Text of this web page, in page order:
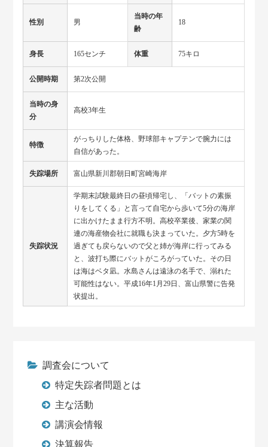
性別 男
当時の年
齢
18
身長 165センチ 体重 75キロ
公開時期 第2次公開
当時の身
分
高校3年生
特徴
がっちりした体格、野球部キャプテンで腕力には
自信があった。
失踪場所 富山県新川郡朝日町宮崎海岸
失踪状況
学期末試験最終日の昼頃帰宅し、「バットの素振
りをしてくる」と言って自宅から歩いて5分の海岸
に出かけたまま行方不明。高校卒業後、家業の関
連の海産物会社に就職も決まっていた。夕方5時を
過ぎても戻らないので父と姉が海岸に行ってみる
と、波打ち際にバットがころがっていた。その日
は海はベタ凪。水島さんは遠泳の名手で、溺れた
可能性はない。平成16年1月29日、富山県警に告発
状提出。
調査会について
特定失踪者問題とは
主な活動
講演会情報
決算報告